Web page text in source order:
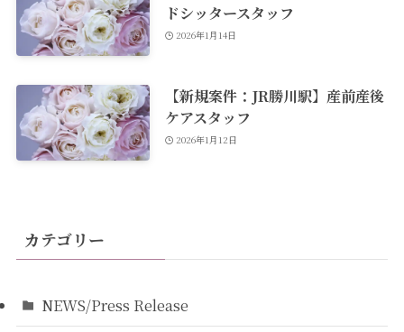
ドシッタースタッフ
2026年1月14日
【新規案件：JR勝川駅】産前産後
ケアスタッフ
2026年1月12日
カテゴリー
NEWS/Press Release